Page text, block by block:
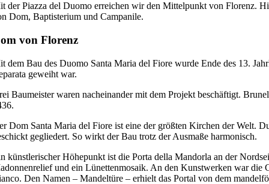
der Piazza del Duomo erreichen wir den Mittelpunkt von Florenz.
Dom, Baptisterium und Campanile.
von Florenz
dem Bau des Duomo Santa Maria del Fiore wurde Ende des 13.
geweiht war.
Baumeister waren nacheinander mit dem Projekt beschäftigt.
Dom Santa Maria del Fiore ist eine der größten Kirchen der Welt.
gegliedert. So wirkt der Bau trotz der Ausmaße harmonisch.
künstlerischer Höhepunkt ist die Porta della Mandorla an der
und ein Lünettenmosaik. An den Kunstwerken war
Den Namen – Mandeltüre – erhielt das Portal von dem